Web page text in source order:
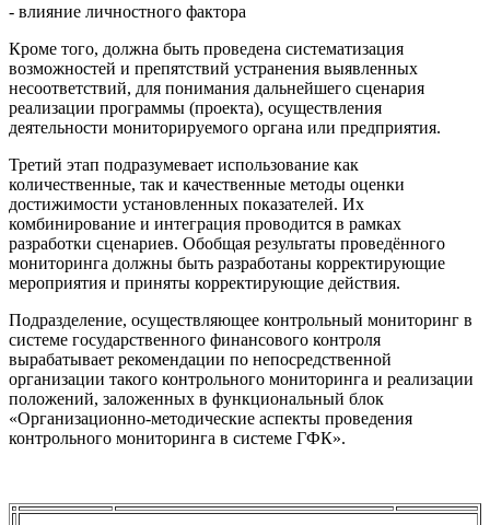
- влияние личностного фактора
Кроме того, должна быть проведена систематизация
возможностей и препятствий устранения выявленных
несоответствий, для понимания дальнейшего сценария
реализации программы (проекта), осуществления
деятельности мониторируемого органа или предприятия.
Третий этап подразумевает использование как
количественные, так и качественные методы оценки
достижимости установленных показателей. Их
комбинирование и интеграция проводится в рамках
разработки сценариев. Обобщая результаты проведённого
мониторинга должны быть разработаны корректирующие
мероприятия и приняты корректирующие действия.
Подразделение, осуществляющее контрольный мониторинг в
системе государственного финансового контроля
вырабатывает рекомендации по непосредственной
организации такого контрольного мониторинга и реализации
положений, заложенных в функциональный блок
«Организационно-методические аспекты проведения
контрольного мониторинга в системе ГФК».